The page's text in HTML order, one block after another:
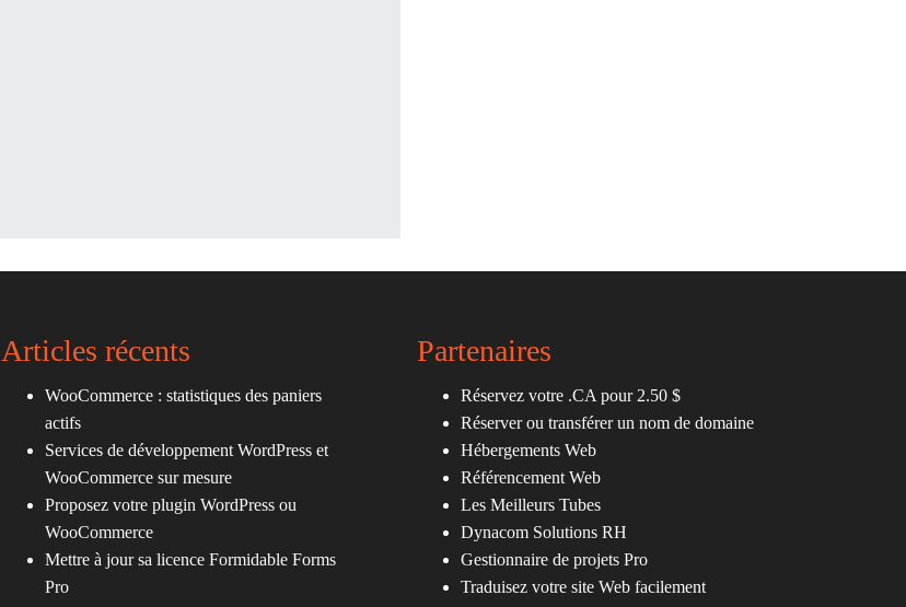
Articles récents
WooCommerce : statistiques des paniers
actifs
Services de développement WordPress et
WooCommerce sur mesure
Proposez votre plugin WordPress ou
WooCommerce
Mettre à jour sa licence Formidable Forms
Pro
Partenaires
Réservez votre .CA pour 2.50 $
Réserver ou transférer un nom de domaine
Hébergements Web
Référencement Web
Les Meilleurs Tubes
Dynacom Solutions RH
Gestionnaire de projets Pro
Traduisez votre site Web facilement